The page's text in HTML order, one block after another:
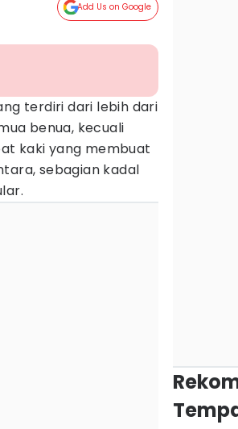
Add Us on Google
terdiri dari lebih dari
benua, kecuali
kaki yang membuat
sebagian kadal